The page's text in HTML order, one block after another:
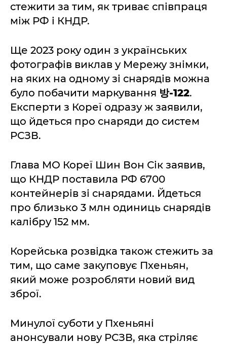
стежити за тим, як триває співпраця
між РФ і КНДР.
Ще 2023 року один з українських
фотографів виклав у Мережу знімки,
на яких на одному зі снарядів можна
було побачити маркування 방-122.
Експерти з Кореї одразу ж заявили,
що йдеться про снаряди до систем
РСЗВ.
Глава МО Кореї Шин Вон Сік заявив,
що КНДР поставила РФ 6700
контейнерів зі снарядами. Йдеться
про близько 3 млн одиниць снарядів
калібру 152 мм.
Корейська розвідка також стежить за
тим, що саме закуповує Пхеньян,
який може розробляти новий вид
зброї.
Минулої суботи у Пхеньяні
анонсували нову РСЗВ, яка стріляє